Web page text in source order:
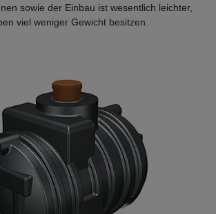
sowie der Einbau ist wesentlich leichter,
viel weniger Gewicht besitzen.